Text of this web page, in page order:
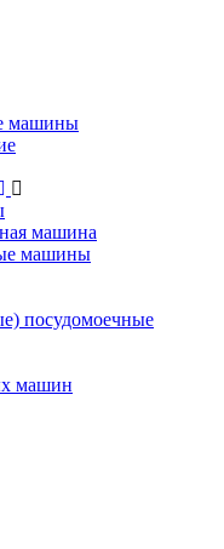
машины
машина
машины
посудомоечные
машин